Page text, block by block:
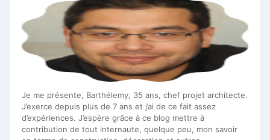
Je me présente, Barthélemy, 35 ans, chef projet architecte.
J’exerce depuis plus de 7 ans et j’ai de ce fait assez
d’expériences. J’espère grâce à ce blog mettre à
contribution de tout internaute, quelque peu, mon savoir